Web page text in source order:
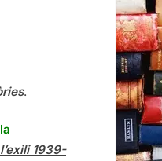
.
1939-